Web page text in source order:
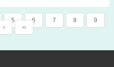
激的保湿剂（如含尿素、神经
的产品），洗澡后立即涂抹，
点护理腿部、手臂等易干燥部
疾病。从病因上看，艾滋病是
人类免疫缺陷病毒（HIV）感染引
传染病。HIV主要攻击人体的免
免疫功能逐渐丧失，最终引发
5 6 7 8
9
› ››